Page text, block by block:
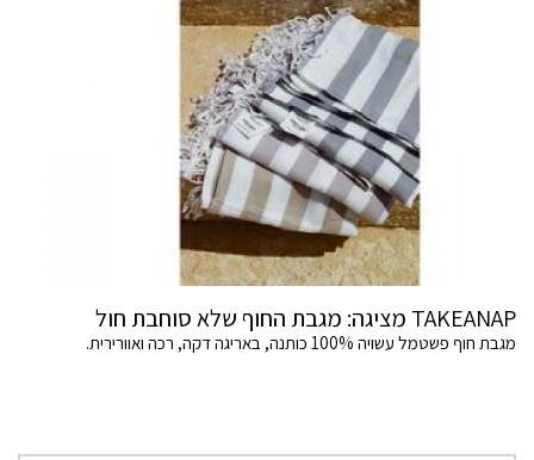
TAKEANAP מציגה: מגבת החוף שלא סוחבת חול
מגבת חוף פשטמל עשויה 100% כותנה, באריגה דקה, רכה ואוורירית.